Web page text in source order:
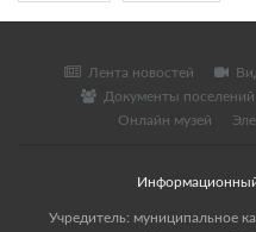
Лента новостей
Документы поселений
Онлайн музей
Учредитель: муниципальное